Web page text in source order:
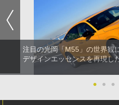
注目の光岡「M55」の世界観
デザインエッセンスを再現し
● ● ●